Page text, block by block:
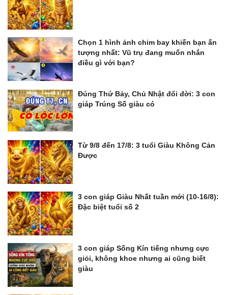
Chọn 1 hình ảnh chim bay khiến bạn ấn
tượng nhất: Vũ trụ đang muốn nhắn
điều gì với bạn?
Đúng Thứ Bảy, Chủ Nhật đổi đời: 3 con
giáp Trúng Số giàu có
Từ 9/8 đến 17/8: 3 tuổi Giàu Không Cản
Được
3 con giáp Giàu Nhất tuần mới (10-16/8):
Đặc biệt tuổi số 2
3 con giáp Sống Kín tiếng nhưng cực
giỏi, không khoe nhưng ai cũng biết
giàu